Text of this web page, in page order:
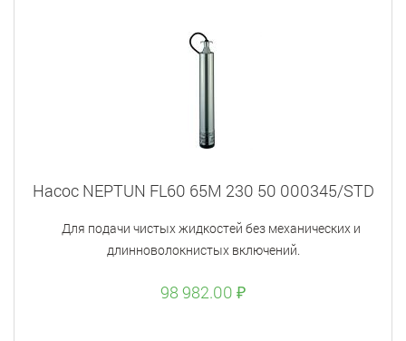
Насос NEPTUN FL60 65M 230 50 000345/STD
Для подачи чистых жидкостей без механических и
длинноволокнистых включений.
98 982.00 ₽